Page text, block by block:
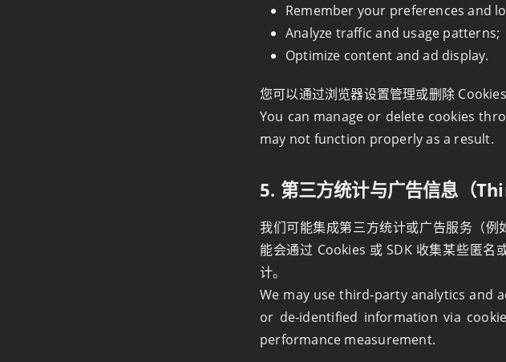
Remember your preferences and
Analyze traffic and usage patterns;
Optimize content and ad display.
您可以通过浏览器设置管理或删除
You can manage or delete cookies
may not function properly as a result.
5. 第三方统计与广告信息（
我们可能集成第三方统计或广告服务（
能会通过 Cookies 或 SDK 收集某些匿
计。
We may use third‑party analytics and
or de‑identified information via
performance measurement.